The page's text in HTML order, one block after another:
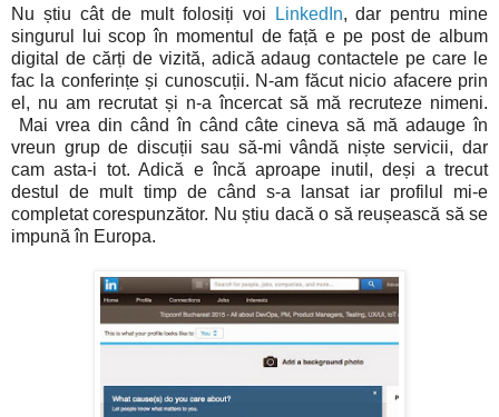
Nu știu cât de mult folosiți voi LinkedIn, dar pentru mine
singurul lui scop în momentul de față e pe post de album
digital de cărți de vizită, adică adaug contactele pe care le
fac la conferințe și cunoscuții. N-am făcut nicio afacere prin
el, nu am recrutat și n-a încercat să mă recruteze nimeni.
Mai vrea din când în când câte cineva să mă adauge în
vreun grup de discuții sau să-mi vândă niște servicii, dar
cam asta-i tot. Adică e încă aproape inutil, deși a trecut
destul de mult timp de când s-a lansat iar profilul mi-e
completat corespunzător. Nu știu dacă o să reușească să se
impună în Europa.